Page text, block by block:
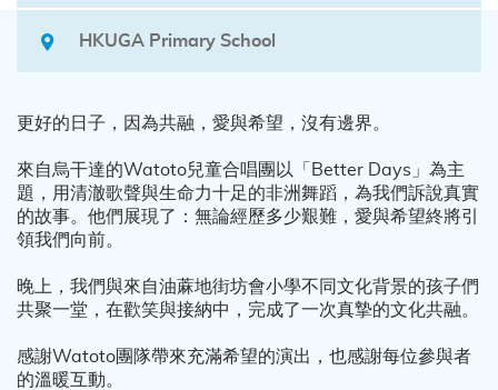
HKUGA Primary School
更好的日子，因為共融，愛與希望，沒有邊界。
來自烏干達的Watoto兒童合唱團以「Better Days」為主
題，用清澈歌聲與生命力十足的非洲舞蹈，為我們訴說真實
的故事。他們展現了：無論經歷多少艱難，愛與希望終將引
領我們向前。
晚上，我們與來自油蔴地街坊會小學不同文化背景的孩子們
共聚一堂，在歡笑與接納中，完成了一次真摯的文化共融。
感謝Watoto團隊帶來充滿希望的演出，也感謝每位參與者
的溫暖互動。